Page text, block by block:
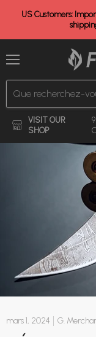
US Customers:
VISIT OUR
SHOP
mars 1, 2024 G.